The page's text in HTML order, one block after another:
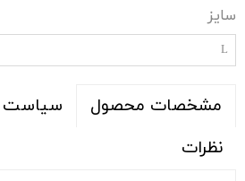
سایز
L
مشخصات محصول
سیاست
نظرات